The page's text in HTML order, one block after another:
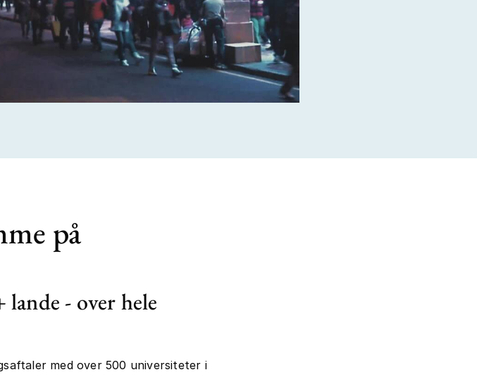
på
- over hele
med over 500 universiteter i